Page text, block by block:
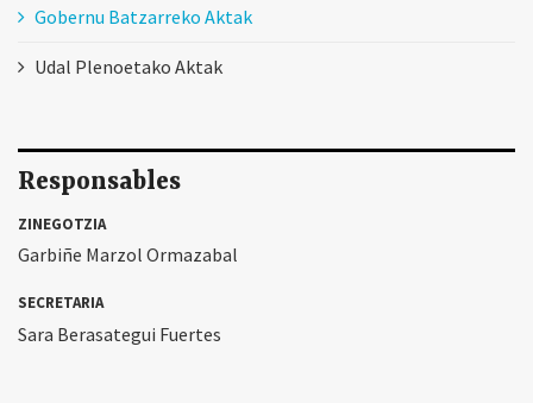
Gobernu Batzarreko Aktak
Udal Plenoetako Aktak
Responsables
ZINEGOTZIA
Garbiñe Marzol Ormazabal
SECRETARIA
Sara Berasategui Fuertes